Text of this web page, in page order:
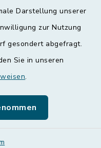
Darstellung unserer
zur Nutzung
gesondert abgefragt.
Sie in unseren
.